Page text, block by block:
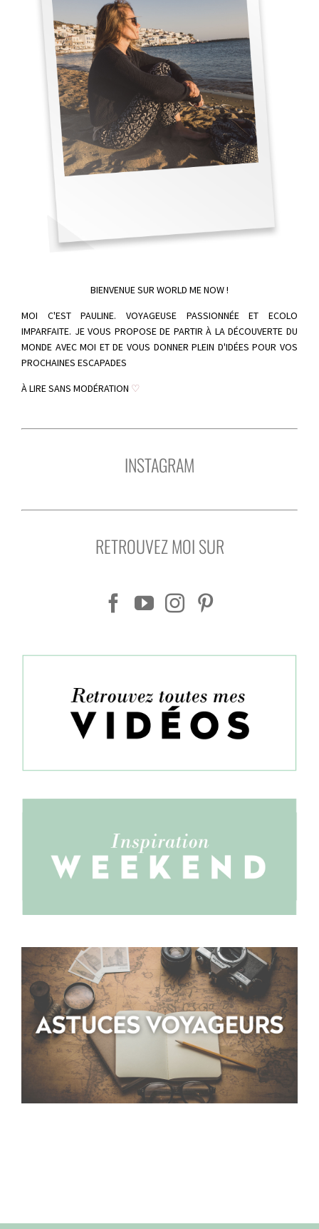
BIENVENUE SUR WORLD ME NOW !
MOI C'EST PAULINE. VOYAGEUSE PASSIONNÉE ET ECOLO
IMPARFAITE. JE VOUS PROPOSE DE PARTIR À LA DÉCOUVERTE DU
MONDE AVEC MOI ET DE VOUS DONNER PLEIN D'IDÉES POUR VOS
PROCHAINES ESCAPADES
À LIRE SANS MODÉRATION ♡
INSTAGRAM
RETROUVEZ MOI SUR